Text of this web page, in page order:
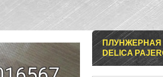
ПЛУНЖЕРНАЯ
DELICA